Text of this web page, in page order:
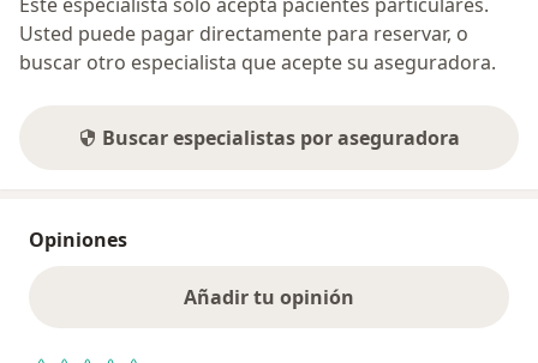
Este especialista sólo acepta pacientes particulares.
Usted puede pagar directamente para reservar, o
buscar otro especialista que acepte su aseguradora.
Buscar especialistas por aseguradora
Opiniones
Añadir tu opinión